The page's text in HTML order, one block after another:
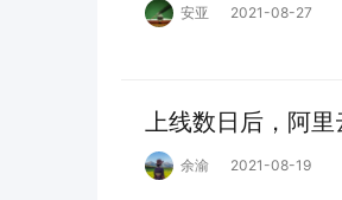
安亚 2021-08-27
上线数日后，阿里
余渝 2021-08-19